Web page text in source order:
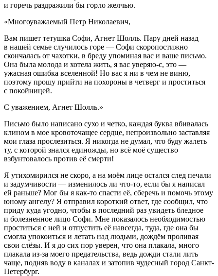
и горечь раздражили бы горло желчью.
«Многоуважаемый Петр Николаевич,
Вам пишет тетушка Софи, Агнет Шолль. Пару дней назад
в нашей семье случилось горе — Софи скоропостижно
скончалась от чахотки, в бреду упоминая вас и ваше письмо.
Она была молода и хотела жить, я вас уверяю-с, это —
ужасная ошибка вселенной! Но вас я ни в чем не виню,
поэтому прошу прийти на похороны в четверг и проститься
с покойницей.
С уважением, Агнет Шолль.»
Письмо было написано сухо и четко, каждая буква вбивалась
клином в мое кровоточащее сердце, непроизвольно заставляя
мои глаза прослезиться. Я никогда не думал, что буду жалеть
ту, с которой знался единожды, но всё моё существо
взбунтовалось против её смерти!
Я утихомирился не скоро, а на моём лице остался след печали
и задумчивости — изменилось ли что-то, если бы я написал
ей раньше? Мог бы я как-то спасти её, сберечь и помочь этому
юному ангелу? Я отправил короткий ответ, где сообщил, что
приду куда угодно, чтобы в последний раз увидеть бледное
и болезненное лицо Софи. Мне показалось необходимостью
проститься с ней и отпустить её навсегда, туда, где она бы
смогла упокоиться и летать над людьми, дождём проливая
свои слёзы. И я до сих пор уверен, что она плакала, много
плакала из-за моего предательства, ведь дожди стали лить
чаще, подняв воду в каналах и затопив чудесный город Санкт-
Петербург.